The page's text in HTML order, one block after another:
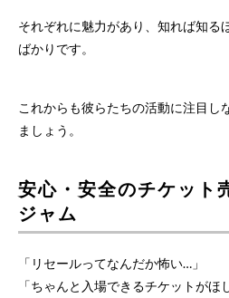
それぞれに魅力があり、知れば知る
ばかりです。
これからも彼らたちの活動に注目し
ましょう。
安心・安全のチケット
ジャム
「リセールってなんだか怖い…」
「ちゃんと入場できるチケットがほ